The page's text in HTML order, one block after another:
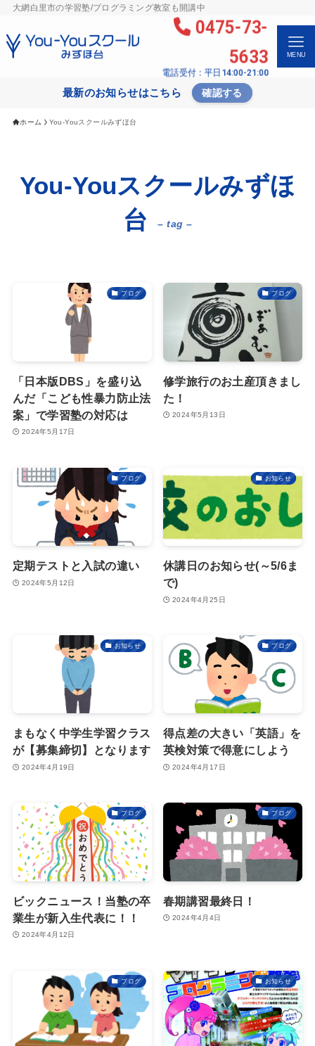
大網白里市の学習塾/プログラミング教室も開講中
0475-73-
5633
電話受付：平日14:00-21:00
MENU
最新のお知らせはこちら 確認する
ホーム You-Youスクールみずほ台
You-Youスクールみずほ
台
– tag –
ブログ
「日本版DBS」を盛り込
んだ「こども性暴力防止法
案」で学習塾の対応は
2024年5月17日
ブログ
修学旅行のお土産頂きまし
た！
2024年5月13日
ブログ
定期テストと入試の違い
2024年5月12日
お知らせ
休講日のお知らせ(～5/6ま
で)
2024年4月25日
お知らせ
まもなく中学生学習クラス
が【募集締切】となります
2024年4月19日
ブログ
得点差の大きい「英語」を
英検対策で得意にしよう
2024年4月17日
ブログ
ビックニュース！当塾の卒
業生が新入生代表に！！
2024年4月12日
ブログ
春期講習最終日！
2024年4月4日
ブログ お知らせ